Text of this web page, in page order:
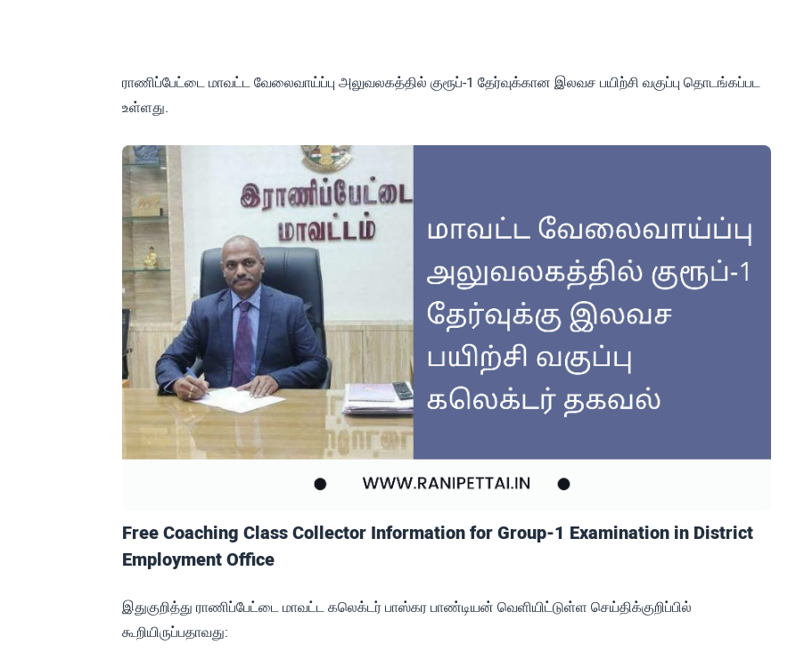
ராணிப்பேட்டை மாவட்ட வேலைவாய்ப்பு அலுவலகத்தில் குரூப்-1 தேர்வுக்கான இலவச பயிற்சி வகுப்பு தொடங்கப்பட
உள்ளது.
Free Coaching Class Collector Information for Group-1 Examination in District
Employment Office
இதுகுறித்து ராணிப்பேட்டை மாவட்ட கலெக்டர் பாஸ்கர பாண்டியன் வெளியிட்டுள்ள செய்திக்குறிப்பில்
கூறியிருப்பதாவது: